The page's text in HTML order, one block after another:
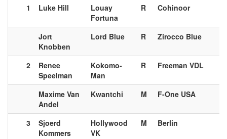
1
Luke Hill
Louay
Fortuna
R Cohinoor
Jort
Knobben
Lord Blue R Zirocco Blue
2
Renee
Speelman
Kokomo-
Man
R Freeman VDL
Maxime Van
Andel
Kwantchi M F-One USA
3
Sjoerd
Kommers
Hollywood
VK
M Berlin